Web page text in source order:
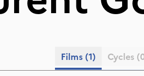
Films (1) Cycles